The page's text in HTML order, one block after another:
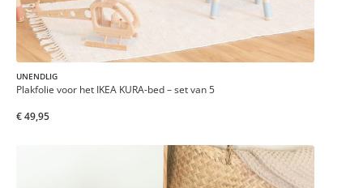
UNENDLIG
Plakfolie voor het IKEA KURA-bed – set van 5
€ 49,95